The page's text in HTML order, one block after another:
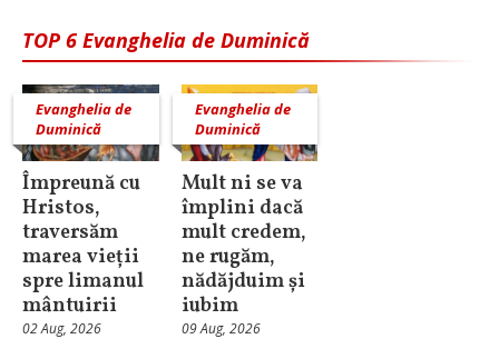
TOP 6 Evanghelia de Duminică
Evanghelia de
Duminică
Împreună cu
Hristos,
traversăm
marea vieții
spre limanul
mântuirii
02 Aug, 2026
Evanghelia de
Duminică
Mult ni se va
împlini dacă
mult credem,
ne rugăm,
nădăjduim și
iubim
09 Aug, 2026